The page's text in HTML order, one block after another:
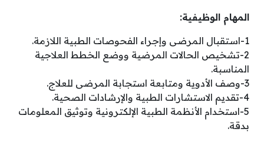
المهام الوظيفية:
1-استقبال المرضى وإجراء الفحوصات الطبية اللازمة.
2-تشخيص الحالات المرضية ووضع الخطط العلاجية
المناسبة.
3-وصف الأدوية ومتابعة استجابة المرضى للعلاج.
4-تقديم الاستشارات الطبية والإرشادات الصحية.
5-استخدام الأنظمة الطبية الإلكترونية وتوثيق المعلومات
بدقة.